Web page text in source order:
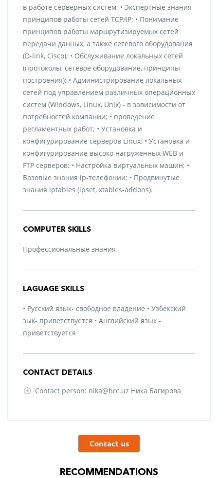
в работе серверных систем; • Экспертные знания
принципов работы сетей TCP/IP; • Понимание
принципов работы маршрутизируемых сетей
передачи данных, а также сетевого оборудования
(D-link, Cisco); • Обслуживание локальных сетей
(протоколы, сетевое оборудование, принципы
построения); • Администрирование локальных
сетей под управлением различных операционных
систем (Windows, Linux, Unix) - в зависимости от
потребностей компании; • проведение
регламентных работ; • Установка и
конфигурирование серверов Linux; • Установка и
конфигурирование высоко нагруженных WEB и
FTP серверов; • Настройка виртуальных машин; •
Базовые знания ip-телефонии; • Продвинутые
знания iptables (ipset, xtables-addons).
COMPUTER SKILLS
Профессиональные знания
LAGUAGE SKILLS
• Русский язык- свободное владение • Узбекский
зык- приветствуется • Английский язык -
приветствуется
CONTACT DETAILS
Contact person: nika@hrc.uz Ника Багирова
Contact us
RECOMMENDATIONS